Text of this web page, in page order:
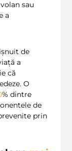
sau
a
de
a
că
O
% dintre
de
prin